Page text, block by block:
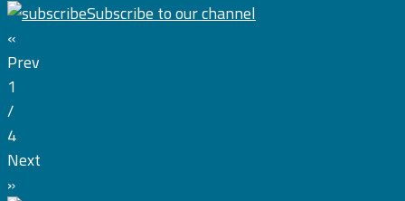
Subscribe to our channel
«
Prev
1
/
4
Next
»